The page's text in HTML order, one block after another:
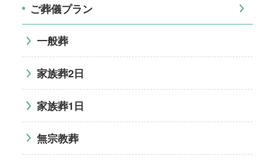
ご葬儀プラン
一般葬
家族葬2日
家族葬1日
無宗教葬